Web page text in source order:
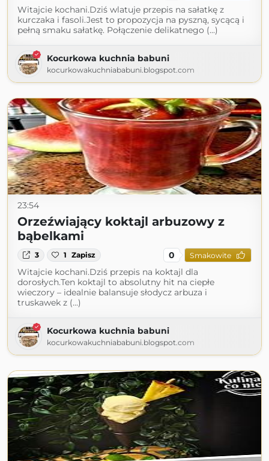
Witajcie kochani.Dziś wlatuje przepis na sałatkę z
kurczaka i fasoli.Jest to propozycja na pyszną, sycącą i
pełną smaku sałatkę. Połączenie delikatnego (...)
Kocurkowa kuchnia babuni
kocurkowakuchniababuni.blogspot.com
23:54
Orzeźwiający koktajl arbuzowy z
bąbelkami
3 1 Zapisz 0 Smakowite
Witajcie kochani.Dziś przepis na koktajl dla
dorosłych.Ten koktajl to absolutny hit na ciepłe
wieczory – idealnie balansuje słodycz arbuza i
truskawek z (...)
Kocurkowa kuchnia babuni
kocurkowakuchniababuni.blogspot.com